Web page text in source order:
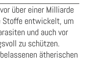
über einer Milliarde
Stoffe entwickelt, um
und auch vor
zu schützen.
ätherischen